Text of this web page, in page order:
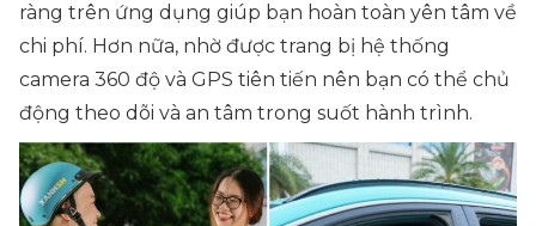
ràng trên ứng dụng giúp bạn hoàn toàn yên tâm về
chi phí. Hơn nữa, nhờ được trang bị hệ thống
camera 360 độ và GPS tiên tiến nên bạn có thể chủ
động theo dõi và an tâm trong suốt hành trình.